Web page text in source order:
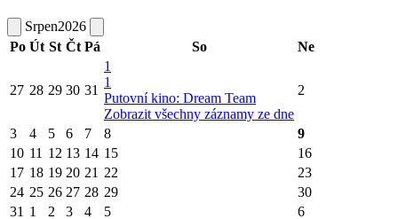
Srpen2026
Po Út St Čt Pá So Ne
27 28 29 30 31
1
1
Putovní kino: Dream Team
Zobrazit všechny záznamy ze dne
2
3 4 5 6 7 8
9
10 11 12 13 14 15
16
17 18 19 20 21 22
23
24 25 26 27 28 29
30
31 1 2 3 4 5 6